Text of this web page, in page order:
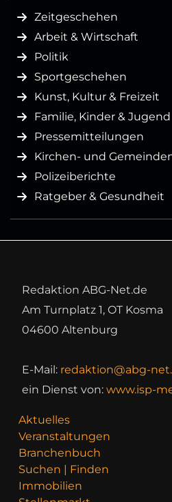
Zeitgeschehen
Arbeit & Wirtschaft
Politik
Sportgeschehen
Kunst, Kultur & Freizeit
Familie, Kinder & Jugend
Pressemitteilungen
Kirchen- und
Polizeiberichte
Ratgeber & Gesundheit
Redaktion ABG-Net.de
Am Turnplatz 1, OT Kosma
04600 Altenburg
E-Mail: redaktion@abg-
ein Dienst von: www.isp-
Aktuelles
Veranstaltungen
Branchenbuch
Suchen | Finden
Immobilien